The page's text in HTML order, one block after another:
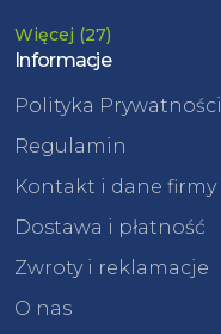
Więcej (27)
Informacje
Polityka Prywatności
Regulamin
Kontakt i dane firmy
Dostawa i płatność
Zwroty i reklamacje
O nas